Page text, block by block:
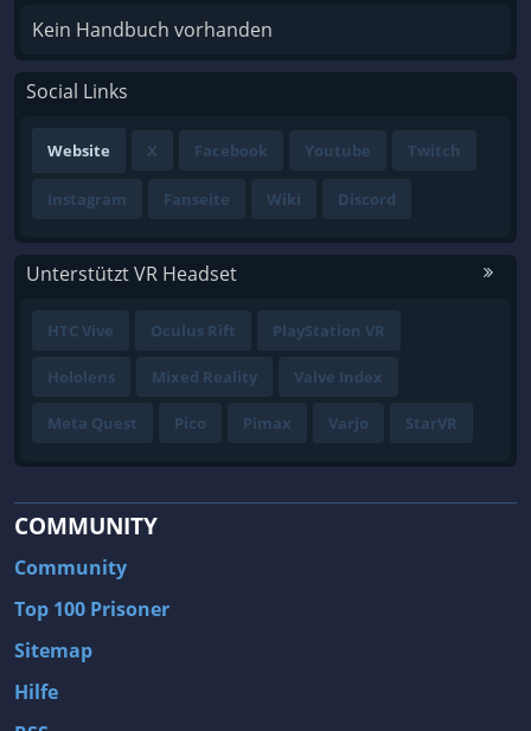
Kein Handbuch vorhanden
Social Links
Website X Facebook Youtube Twitch
Instagram Fanseite Wiki Discord
Unterstützt VR Headset
HTC Vive Oculus Rift PlayStation VR
Hololens Mixed Reality Valve Index
Meta Quest Pico Pimax Varjo StarVR
COMMUNITY
Community
Top 100 Prisoner
Sitemap
Hilfe